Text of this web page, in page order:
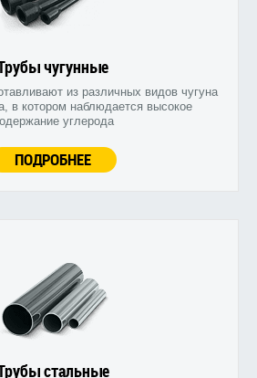
чугунные
из различных видов чугуна
в котором наблюдается высокое
углерода
ПОДРОБНЕЕ
стальные